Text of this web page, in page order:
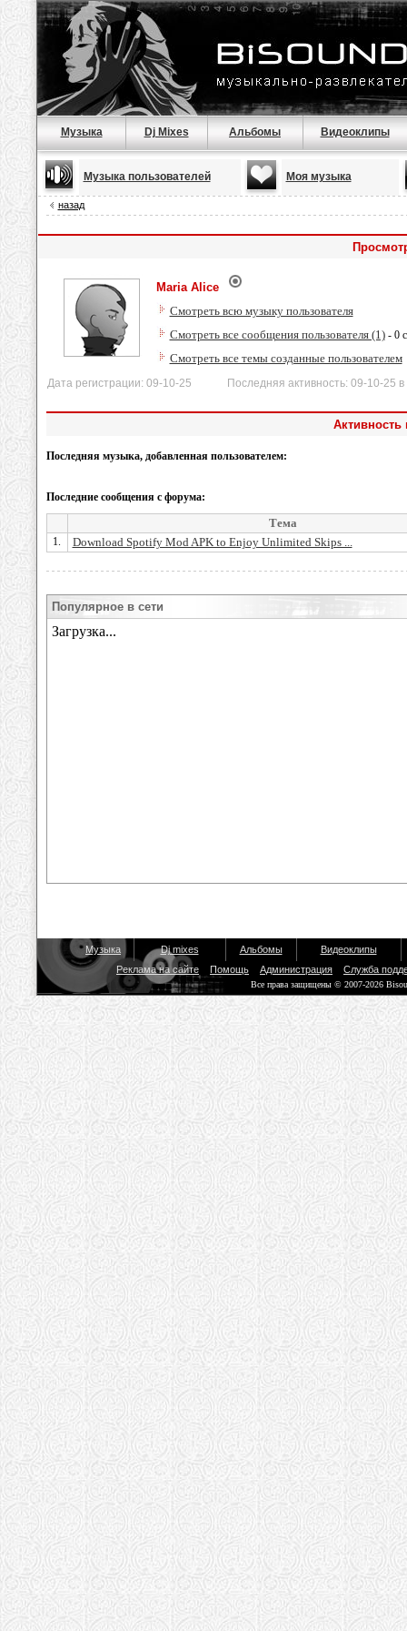
Музыка Dj Mixes Альбомы Видеоклипы
Музыка пользователей Моя музыка
назад
Maria Alice
Смотреть всю музыку пользователя
Смотреть все сообщения пользователя (1)- 0
Смотреть все темы созданные пользователем
Дата регистрации: 09-10-25 Последняя активность: 09-10-25 в
Активность
Последняя музыка, добавленная пользователем:
Последние сообщения с форума:
Тема
1. Download Spotify Mod APK to Enjoy Unlimited Skips ...
Популярное в сети
Музыка Dj mixes Альбомы
Видеоклипы
Реклама на сайте
Помощь Администрация Служба
Все права защищены © 2007-2026